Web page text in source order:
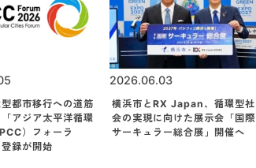
都市移行への道筋
アジア太平洋循環
）フォーラ
録が開始
2026.06.03
横浜市とRX Japan、循環型社
会の実現に向けた展示会「国際
サーキュラー総合展」開催へ